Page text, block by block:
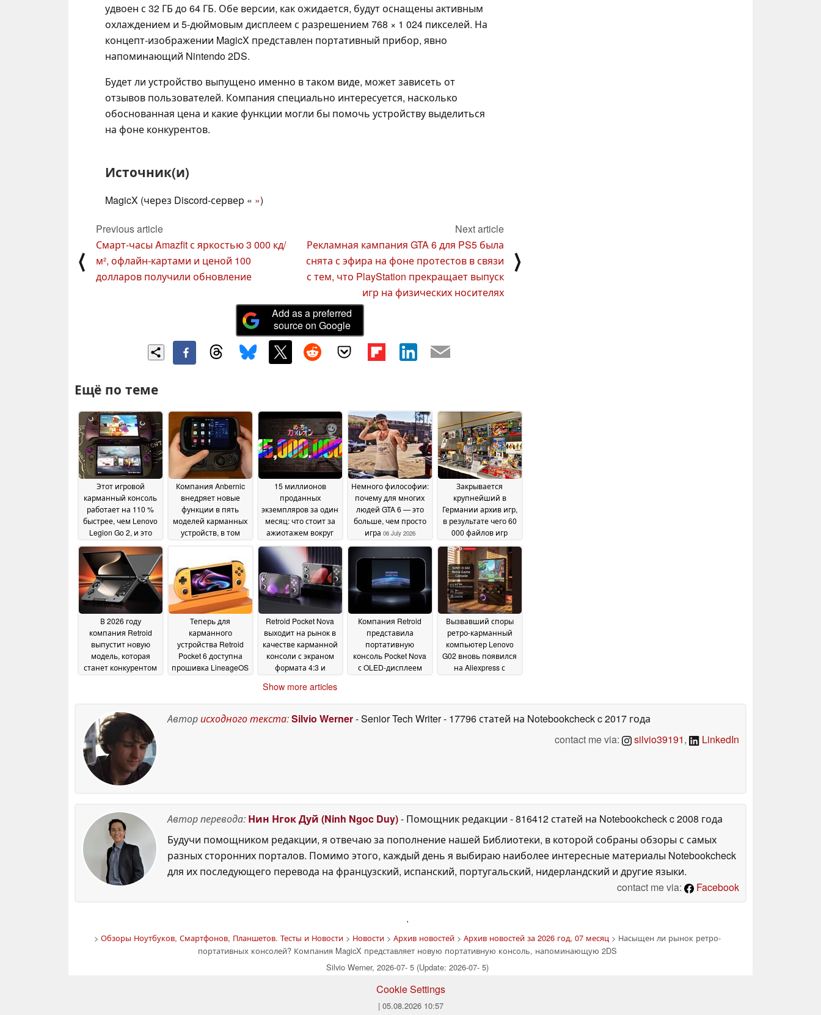
удвоен с 32 ГБ до 64 ГБ. Обе версии, как ожидается, будут оснащены активным
охлаждением и 5-дюймовым дисплеем с разрешением 768 × 1 024 пикселей. На
концепт-изображении MagicX представлен портативный прибор, явно
напоминающий Nintendo 2DS.
Будет ли устройство выпущено именно в таком виде, может зависеть от
отзывов пользователей. Компания специально интересуется, насколько
обоснованная цена и какие функции могли бы помочь устройству выделиться
на фоне конкурентов.
Источник(и)
MagicX (через Discord-сервер « »)
⟨
Previous article
Смарт-часы Amazfit с яркостью 3 000 кд/
м², офлайн-картами и ценой 100
долларов получили обновление
Next article
Рекламная кампания GTA 6 для PS5 была
снята с эфира на фоне протестов в связи
с тем, что PlayStation прекращает выпуск
игр на физических носителях
⟩
Add as a preferred
source on Google
Ещё по теме
Этот игровой
карманный консоль
работает на 110 %
быстрее, чем Lenovo
Legion Go 2, и это
значимости его
преимущество
10 July
2026
Компания Anbernic
внедряет новые
функции в пять
моделей карманных
устройств, в том
15 миллионов
проданных
экземпляров за один
месяц: что стоит за
ажиотажем вокруг
06 July 2026
Немного философии:
почему для многих
людей GTA 6 — это
больше, чем просто
игра 06 July 2026
Закрывается
крупнейший в
Германии архив игр,
в результате чего 60
000 файлов игр
06 July 2026
В 2026 году
компания Retroid
выпустит новую
модель, которая
станет конкурентом
Теперь для
карманного
устройства Retroid
Pocket 6 доступна
прошивка LineageOS
Retroid Pocket Nova
выходит на рынок в
качестве карманной
консоли с экраном
формата 4:3 и
технологии « Android
229 долларов
26 June
Компания Retroid
представила
портативную
консоль Pocket Nova
с OLED-дисплеем
Вызвавший споры
ретро-карманный
компьютер Lenovo
G02 вновь появился
на Aliexpress с
Show more articles
Авторисходного текста:Silvio Werner- Senior Tech Writer- 17796 статей на Notebookcheckc 2017 года
contact me via:
silvio39191, LinkedIn
Автор перевода: Нин Нгок Дуй (Ninh Ngoc Duy)- Помощник редакции - 816412 статей на Notebookcheckc 2008 года
Будучи помощником редакции, я отвечаю за пополнение нашей Библиотеки, в которой собраны обзоры с самых
разных сторонних порталов. Помимо этого, каждый день я выбираю наиболее интересные материалы Notebookcheck
для их последующего перевода на французский, испанский, португальский, нидерландский и другие языки.
contact me via:
Facebook
'
> Обзоры Ноутбуков, Смартфонов, Планшетов. Тесты и Новости > Новости > Архив новостей > Архив новостей за 2026 год, 07 месяц > Насыщен ли рынок ретро-
портативных консолей? Компания MagicX представляет новую портативную консоль, напоминающую 2DS
Silvio Werner, 2026-07- 5 (Update: 2026-07- 5)
Cookie Settings
| 05.08.2026 10:57